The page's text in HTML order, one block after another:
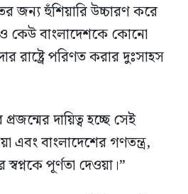
জন্য হুঁশিয়ারি উচ্চারণ করে
বাংলাদেশকে কোনো
রাষ্ট্রে পরিণত করার দুঃসাহস
দায়িত্ব হচ্ছে সেই
বাংলাদেশের গণতন্ত্র,
স্বপ্নকে পূর্ণতা দেওয়া।”